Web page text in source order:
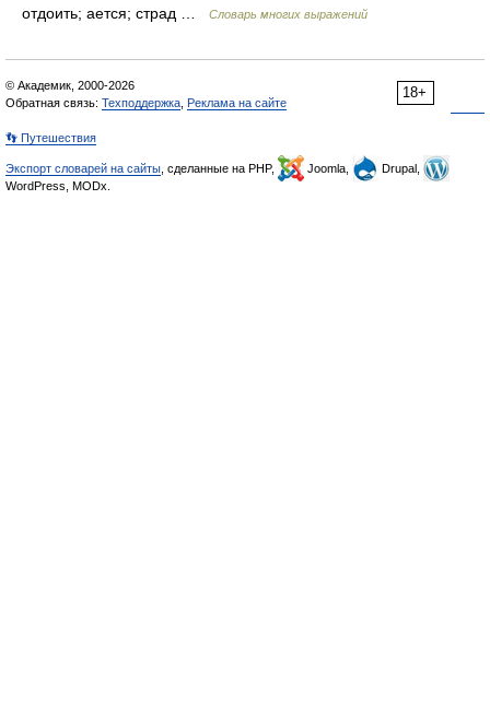
отдоить; ается; страд …
Словарь многих выражений
18+
© Академик, 2000-2026
Обратная связь: Техподдержка Реклама на сайте
👣 Путешествия
Экспорт словарей на сайты , сделанные на PHP, Joomla,
Drupal,
WordPress, MODx.